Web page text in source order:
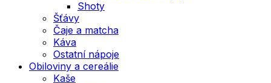
Shoty
Šťávy
Čaje a matcha
Káva
Ostatní nápoje
Obiloviny a cereálie
Kaše